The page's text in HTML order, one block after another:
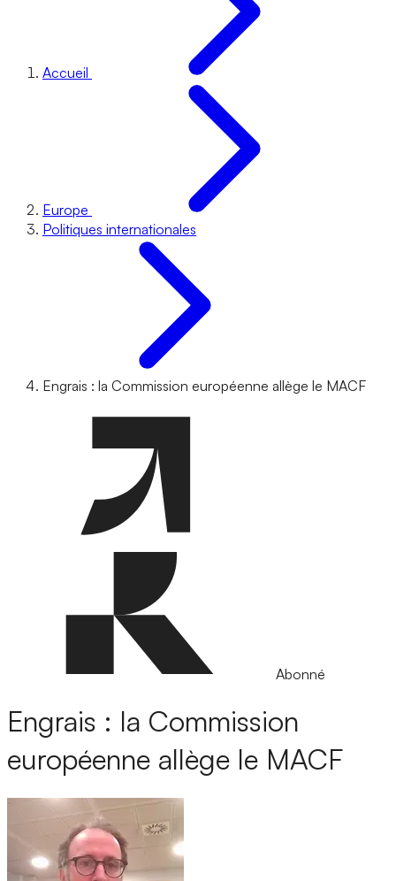
Accueil
Europe
Politiques internationales
Engrais : la Commission européenne allège le MACF
Abonné
Engrais : la Commission
européenne allège le MACF